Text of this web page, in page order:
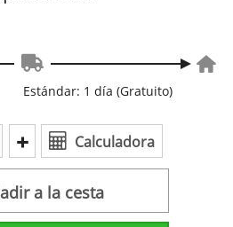
Estándar: 1 día (Gratuito)
Calculadora
a la cesta